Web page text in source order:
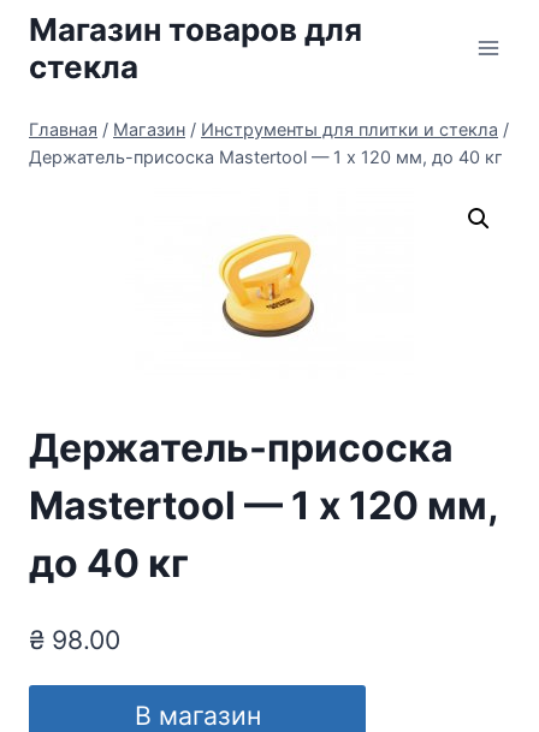
Перейти
содержимому
Магазин товаров для
стекла
Главная / Магазин / Инструменты для плитки и стекла /
Держатель-присоска Mastertool — 1 х 120 мм, до 40 кг
Держатель-присоска
Mastertool — 1 х 120 мм,
до 40 кг
₴ 98.00
В магазин